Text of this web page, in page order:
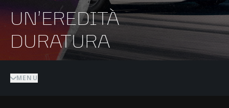
UN’EREDITÀ
DURATURA
MENU